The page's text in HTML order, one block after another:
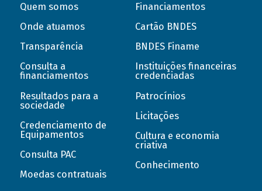
Quem somos
Onde atuamos
Transparência
Consulta a
financiamentos
Resultados para a
sociedade
Credenciamento de
Equipamentos
Consulta PAC
Moedas contratuais
Financiamentos
Cartão BNDES
BNDES Finame
Instituições financeiras
credenciadas
Patrocínios
Licitações
Cultura e economia
criativa
Conhecimento